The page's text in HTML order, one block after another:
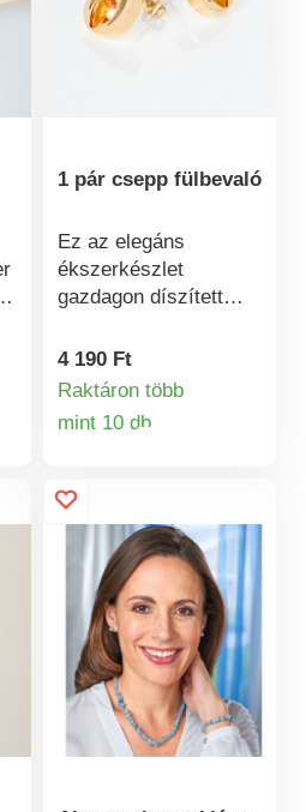
1 pár csepp fülbevaló
Ez az elegáns
ékszerkészlet
gazdagon díszített
ragyog. A füstkvarc
színű kő kiemeli az
Fülbevaló 18 x 12 mm.
4 190 Ft
Raktáron több
mint 10 db